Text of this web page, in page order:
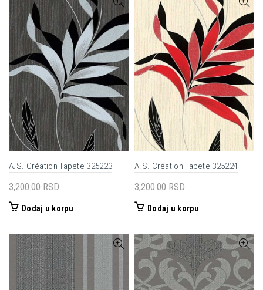
A.S. Création Tapete 325223
3,200.00 RSD
Dodaj u korpu
A.S. Création Tapete 325224
3,200.00 RSD
Dodaj u korpu